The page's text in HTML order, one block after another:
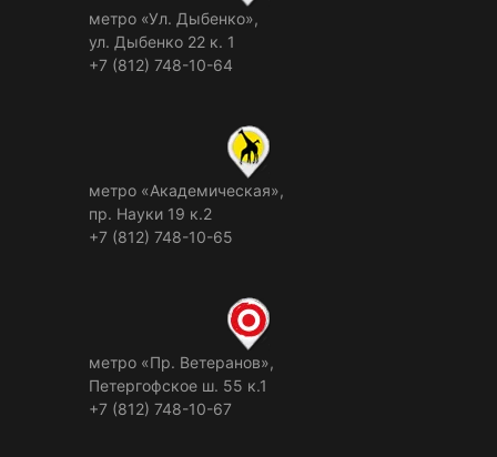
метро «Ул. Дыбенко»,
ул. Дыбенко 22 к. 1
+7 (812) 748-10-64
метро «Академическая»,
пр. Науки 19 к.2
+7 (812) 748-10-65
метро «Пр. Ветеранов»,
Петергофское ш. 55 к.1
+7 (812) 748-10-67